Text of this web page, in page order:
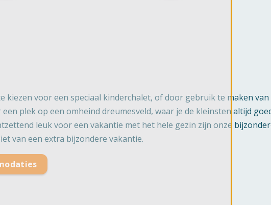
voor een speciaal kinderchalet, of door gebruik te maken
plek op een omheind dreumesveld, waar je de kleinsten altijd
leuk voor een vakantie met het hele gezin zijn onze
van een extra bijzondere vakantie.